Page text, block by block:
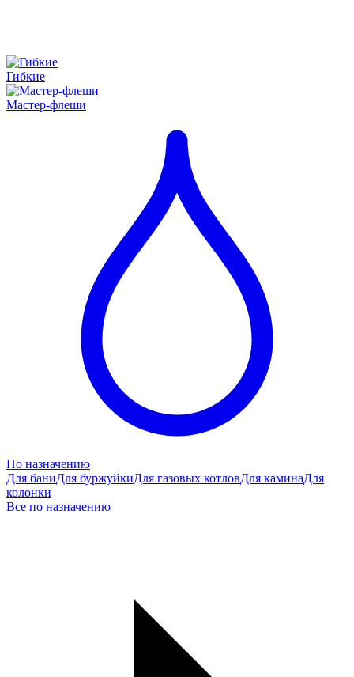
Гибкие
Мастер-флеши
По назначению
Для баниДля буржуйкиДля газовых котловДля каминаДля
колонки
Все по назначению